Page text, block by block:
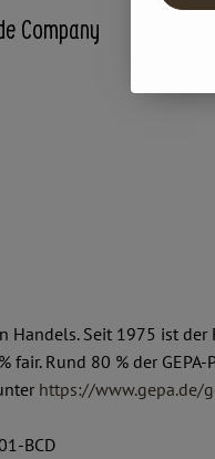
Company
Handels. Seit 1975 ist
fair. Rund 80 % der
https://www.gepa.de/
BCD